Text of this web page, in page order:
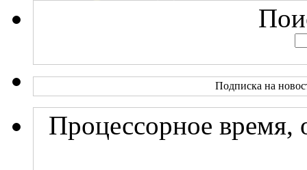
Подписка на
Процессорное время,